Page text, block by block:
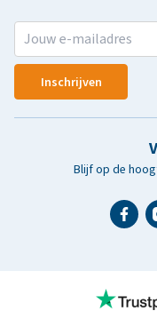
Inschrijven
Blijf op de